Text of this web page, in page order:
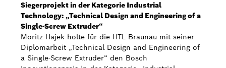
Siegerprojekt in der Kategorie Industrial
Technology: „Technical Design and Engineering of a
Single-Screw Extruder“
Moritz Hajek holte für die HTL Braunau mit seiner
Diplomarbeit „Technical Design and Engineering of
a Single-Screw Extruder“ den Bosch